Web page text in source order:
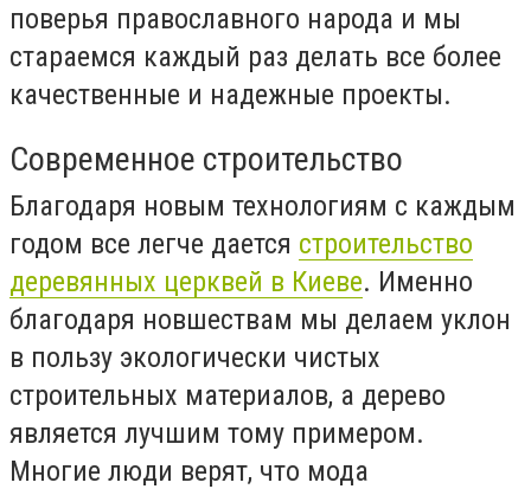
поверья православного народа и мы
стараемся каждый раз делать все более
качественные и надежные проекты.
Современное строительство
Благодаря новым технологиям с каждым
годом все легче дается строительство
деревянных церквей в Киеве. Именно
благодаря новшествам мы делаем уклон
в пользу экологически чистых
строительных материалов, а дерево
является лучшим тому примером.
Многие люди верят, что мода